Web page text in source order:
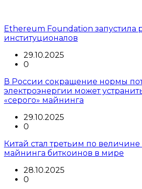
Ethereum Foundation запустила
институционалов
29.10.2025
0
В России сокращение нормы
электроэнергии может
«серого» майнинга
29.10.2025
0
Китай стал третьим по
майнинга биткоинов в мире
28.10.2025
0